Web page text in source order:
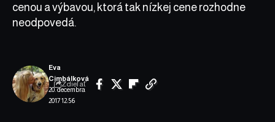
cenou a výbavou, ktorá tak nízkej cene rozhodne
neodpovedá.
20. decembra
2017 12:56
Eva
Cimbálková
Zdieľať